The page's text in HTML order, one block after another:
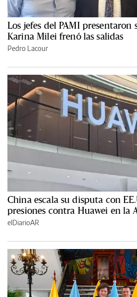
Los jefes del PAMI presentaron
Karina Milei frenó las salidas
Pedro Lacour
China escala su disputa con
presiones contra Huawei en la
elDiarioAR